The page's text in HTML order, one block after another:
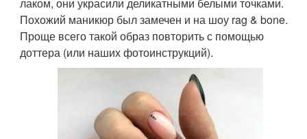
Похожий маникюр был замечен и на шоу rag & bone.
Проще всего такой образ повторить с помощью
доттера (или наших фотоинструкций).